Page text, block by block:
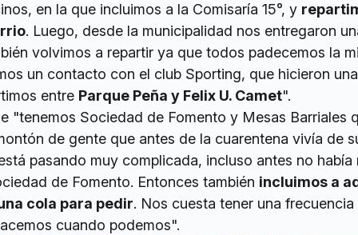
en la que incluimos a la Comisaría 15°, y
. Luego, desde la municipalidad nos entregaron
volvimos a repartir ya que todos padecemos la
un contacto con el club Sporting, que hicieron
entre Parque Peña y Felix U. Camet".
"tenemos Sociedad de Fomento y Mesas Barriales
de gente que antes de la cuarentena vivía de
pasando muy complicada, incluso antes no había
de Fomento. Entonces también incluimos a
cola para pedir. Nos cuesta tener una frecuencia
cuando podemos".